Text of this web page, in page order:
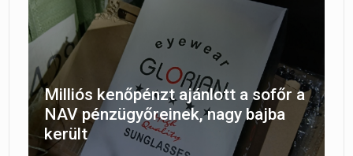
Milliós kenőpénzt ajánlott a sofőr a
NAV pénzügyőreinek, nagy bajba
került